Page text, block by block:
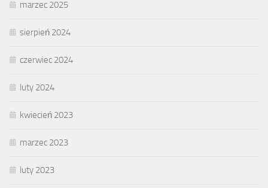
marzec 2025
sierpień 2024
czerwiec 2024
luty 2024
kwiecień 2023
marzec 2023
luty 2023